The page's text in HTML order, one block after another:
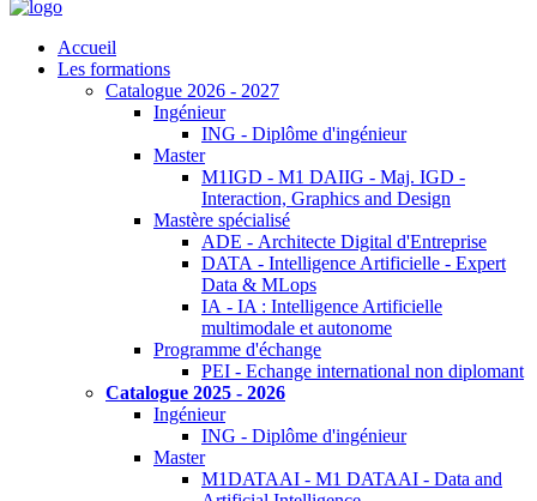
Accueil
Les formations
Catalogue 2026 - 2027
Ingénieur
ING - Diplôme d'ingénieur
Master
M1IGD - M1 DAIIG - Maj. IGD -
Interaction, Graphics and Design
Mastère spécialisé
ADE - Architecte Digital d'Entreprise
DATA - Intelligence Artificielle - Expert
Data & MLops
IA - IA : Intelligence Artificielle
multimodale et autonome
Programme d'échange
PEI - Echange international non diplomant
Catalogue 2025 - 2026
Ingénieur
ING - Diplôme d'ingénieur
Master
M1DATAAI - M1 DATAAI - Data and